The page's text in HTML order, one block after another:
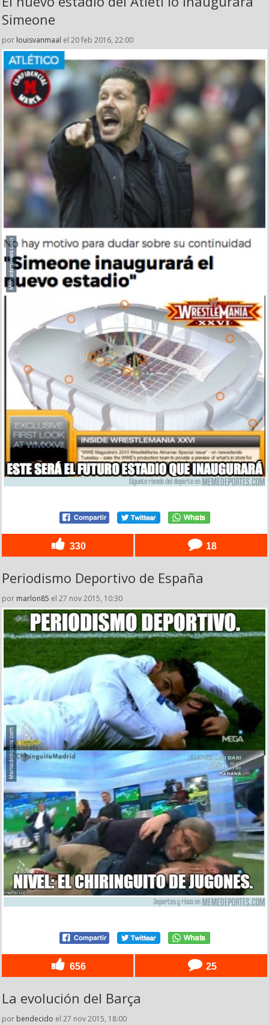
Simeone
por louisvanmaal el 20 feb 2016, 22:00
330 18
Periodismo Deportivo de España
por marlon85 el 27 nov 2015, 10:30
656 25
La evolución del Barça
por bendecido el 27 nov 2015, 18:00